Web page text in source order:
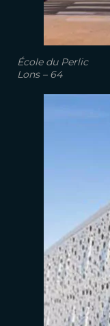
École du Perlic
Lons – 64